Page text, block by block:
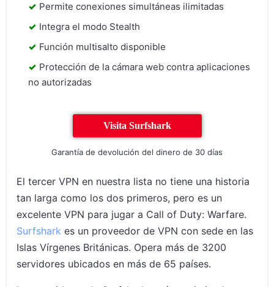
Permite conexiones simultáneas ilimitadas
Integra el modo Stealth
Función multisalto disponible
Protección de la cámara web contra aplicaciones
no autorizadas
Visita Surfshark
Garantía de devolución del dinero de 30 días
El tercer VPN en nuestra lista no tiene una historia
tan larga como los dos primeros, pero es un
excelente VPN para jugar a Call of Duty: Warfare.
Surfshark es un proveedor de VPN con sede en las
Islas Vírgenes Británicas. Opera más de 3200
servidores ubicados en más de 65 países.